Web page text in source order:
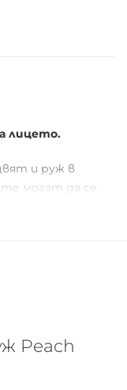
лицето.
и руж в
могат да се
Peach